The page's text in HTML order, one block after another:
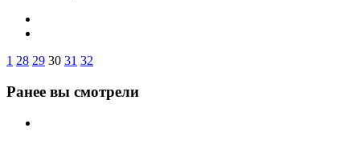
1 28 29 30 31 32
Ранее вы смотрели